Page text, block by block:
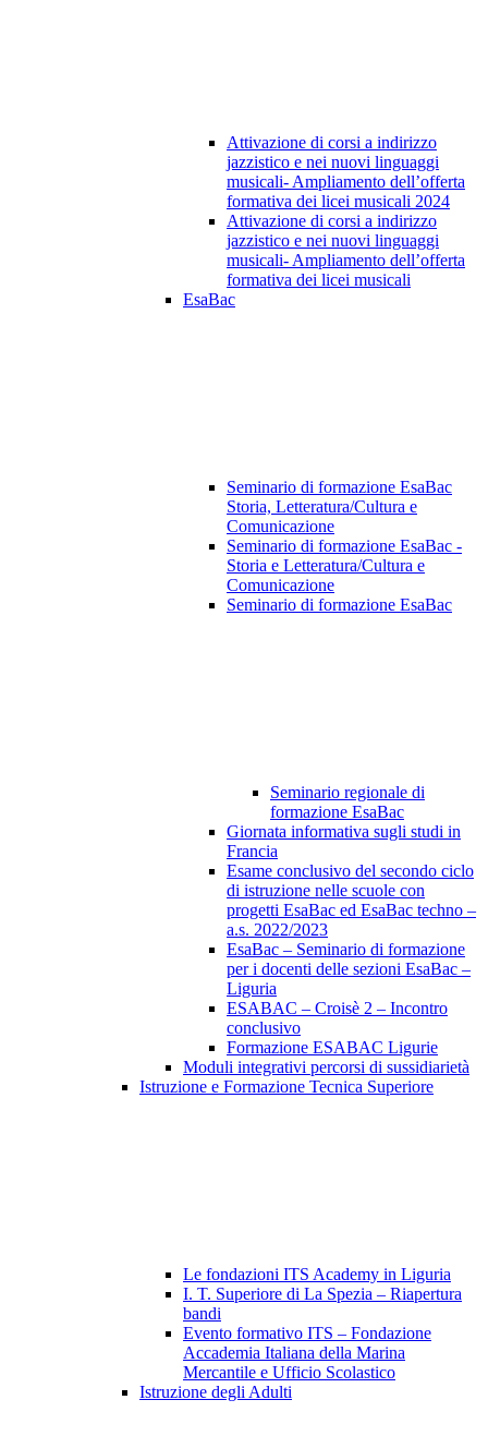
Attivazione di corsi a indirizzo
jazzistico e nei nuovi linguaggi
musicali- Ampliamento dell’offerta
formativa dei licei musicali 2024
Attivazione di corsi a indirizzo
jazzistico e nei nuovi linguaggi
musicali- Ampliamento dell’offerta
formativa dei licei musicali
EsaBac
Seminario di formazione EsaBac
Storia, Letteratura/Cultura e
Comunicazione
Seminario di formazione EsaBac -
Storia e Letteratura/Cultura e
Comunicazione
Seminario di formazione EsaBac
Seminario regionale di
formazione EsaBac
Giornata informativa sugli studi in
Francia
Esame conclusivo del secondo ciclo
di istruzione nelle scuole con
progetti EsaBac ed EsaBac techno –
a.s. 2022/2023
EsaBac – Seminario di formazione
per i docenti delle sezioni EsaBac –
Liguria
ESABAC – Croisè 2 – Incontro
conclusivo
Formazione ESABAC Ligurie
Moduli integrativi percorsi di sussidiarietà
Istruzione e Formazione Tecnica Superiore
Le fondazioni ITS Academy in Liguria
I. T. Superiore di La Spezia – Riapertura
bandi
Evento formativo ITS – Fondazione
Accademia Italiana della Marina
Mercantile e Ufficio Scolastico
Istruzione degli Adulti